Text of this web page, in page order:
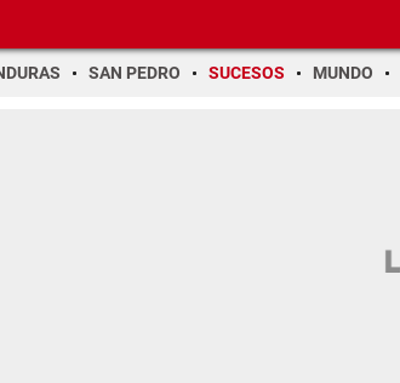
SAN PEDRO SUCESOS MUNDO